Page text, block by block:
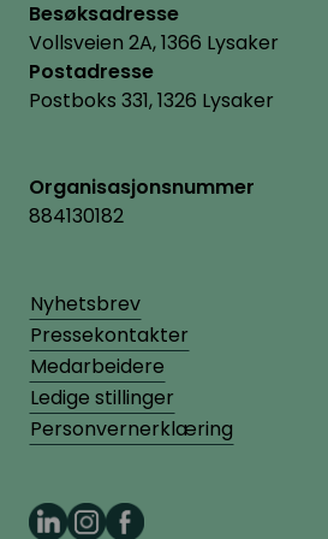
Besøksadresse
Vollsveien 2A, 1366 Lysaker
Postadresse
Postboks 331, 1326 Lysaker
Organisasjonsnummer
884130182
Nyhetsbrev
Pressekontakter
Medarbeidere
Ledige stillinger
Personvernerklæring